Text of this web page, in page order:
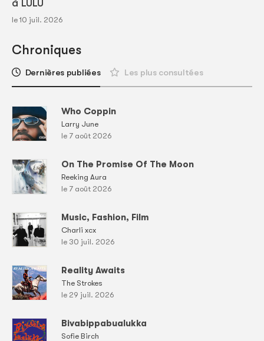
à LULU
le 10 juil. 2026
Chroniques
Dernières publiées Les plus consultées
Who Coppin
Larry June
le 7 août 2026
On The Promise Of The Moon
Reeking Aura
le 7 août 2026
Music, Fashion, Film
Charli xcx
le 30 juil. 2026
Reality Awaits
The Strokes
le 29 juil. 2026
Bivabippabualukka
Sofie Birch